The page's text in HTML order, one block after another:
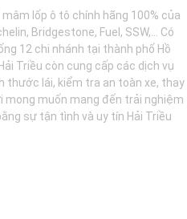
lốp ô tô chính hãng 100% của
Bridgestone, Fuel, SSW,... Có
12 chi nhánh tại thành phố Hồ
Triều còn cung cấp các dịch vụ
thước lái, kiểm tra an toàn xe, thay
mong muốn mang đến trải nghiệm
sự tận tình và uy tín Hải Triều